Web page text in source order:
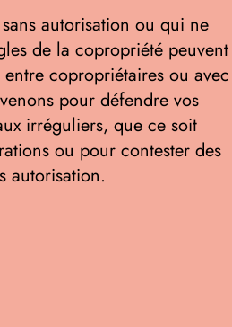
autorisation ou qui ne
de la copropriété peuvent
copropriétaires ou avec
pour défendre vos
irréguliers, que ce soit
ou pour contester des
autorisation.